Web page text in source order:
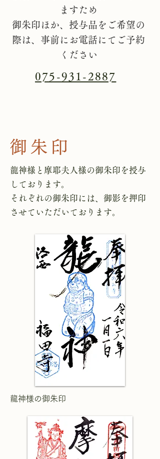
ますため
御朱印ほか、授与品をご希望の
際は、事前にお電話にてご予約
ください
075-931-2887
御朱印
龍神様と摩耶夫人様の御朱印を授与
しております。
それぞれの御朱印には、御影を押印
させていただいております。
龍神様の御朱印